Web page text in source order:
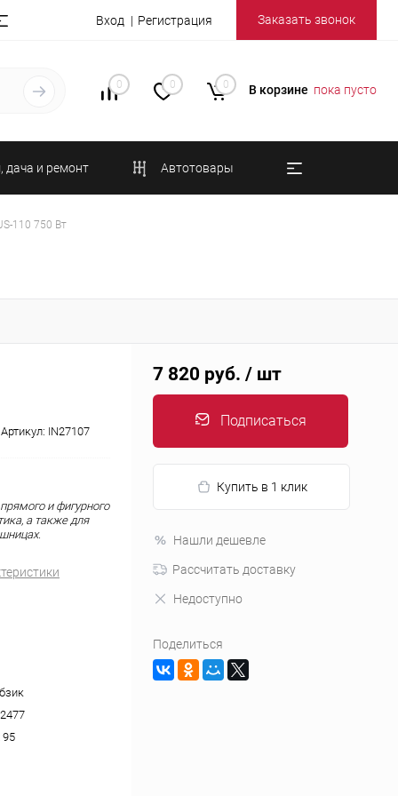
Вход Регистрация Заказать звонок
0 0 0 В корзине пока пусто
дача и ремонт Автотовары
110 750 Вт
Артикул: IN27107
и фигурного
а также для
95
7 820 руб. / шт
Подписаться
Купить в 1 клик
Нашли дешевле
Рассчитать доставку
Недоступно
Поделиться